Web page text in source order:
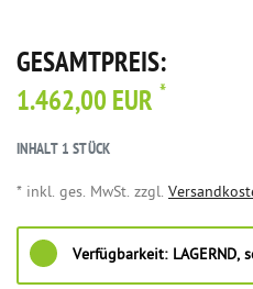
GESAMTPREIS:
1.462,00 EUR *
INHALT 1STÜCK
* inkl. ges. MwSt. zzgl.
Verfügbarkeit: